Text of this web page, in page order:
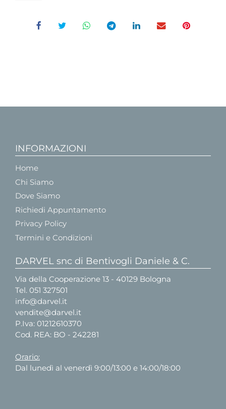
INFORMAZIONI
Home
Chi Siamo
Dove Siamo
Richiedi Appuntamento
Privacy Policy
Termini e Condizioni
DARVEL snc di Bentivogli Daniele & C.
Via della Cooperazione 13 - 40129 Bologna
Tel. 051 327501
info@darvel.it
vendite@darvel.it
P.Iva: 01212610370
Cod. REA: BO - 242281
Orario:
Dal lunedì al venerdì 9:00/13:00 e 14:00/18:00